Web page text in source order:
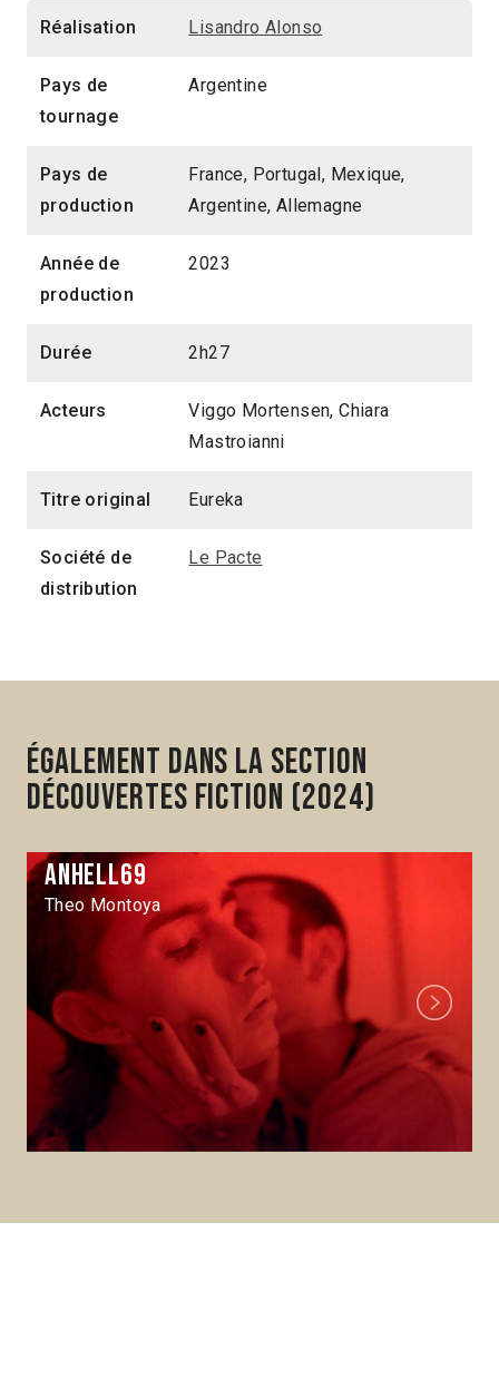
Réalisation Lisandro Alonso
Pays de
tournage
Argentine
Pays de
production
France, Portugal, Mexique,
Argentine, Allemagne
Année de
production
2023
Durée 2h27
Acteurs
Viggo Mortensen, Chiara
Mastroianni
Titre original Eureka
Société de
distribution
Le Pacte
Également dans la section
Découvertes Fiction (2024)
Anhell69
Theo Montoya
Next